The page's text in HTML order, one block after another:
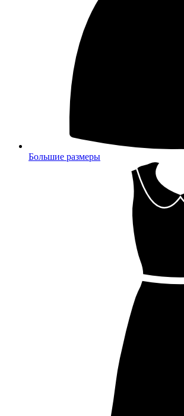
Большие размеры